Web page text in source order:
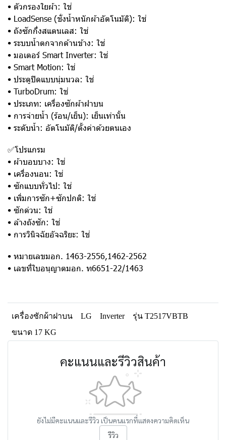
• ตัวกรองใยผ้า: ใช่
• LoadSense (ชั่งน้ำหนักผ้าอัตโนมัติ): ใช่
• ถังซักกึ่งสแตนเลส: ใช่
• ระบบน้ำตกจากด้านข้าง: ใช่
• มอเตอร์ Smart Inverter: ใช่
• Smart Motion: ใช่
• ประตูปิดแบบนุ่มนวล: ใช่
• TurboDrum: ใช่
• ประเภท: เครื่องซักผ้าฝาบน
• การจ่ายน้ำ (ร้อน/เย็น): เย็นเท่านั้น
• ระดับน้ำ: อัตโนมัติ/ตั้งค่าด้วยตนเอง
✅โปรแกรม
• ผ้าบอบบาง: ใช่
• เครื่องนอน: ใช่
• ซักแบบทั่วไป: ใช่
• เพิ่มการซัก+ซักปกติ: ใช่
• ซักด่วน: ใช่
• ล้างถังซัก: ใช่
• การวินิจฉัยอัจฉริยะ: ใช่
• หมายเลขมอก. 1463-2556,1462-2562
• เลขที่ใบอนุญาตมอก. ท6651-22/1463
เครื่องซักผ้าฝาบน LG Inverter
รุ่น T2517VBTB
ขนาด 17 KG
คะแนนและรีวิวสินค้า
ยังไม่มีคะแนนและรีวิว เป็นคนแรกที่แสดงความคิดเห็น
รีวิว